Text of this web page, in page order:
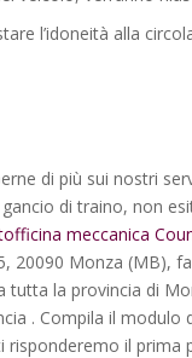
l’idoneità alla
di più sui nostri
di traino, non
meccanica
20090 Monza (MB),
tutta la provincia di
. Compila il modulo
il prima